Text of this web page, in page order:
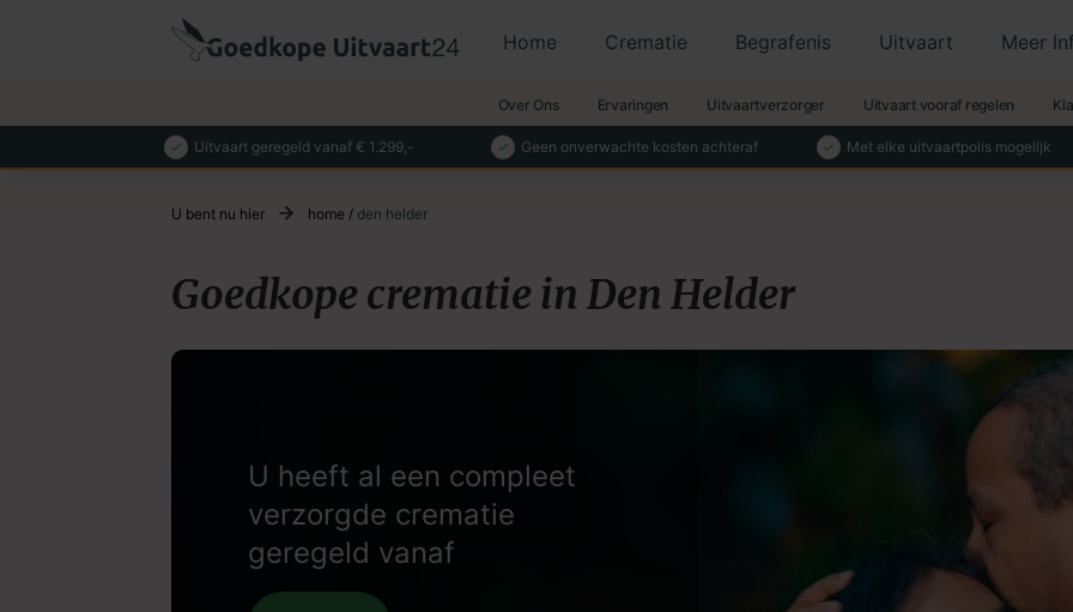
Home Crematie Begrafenis Uitvaart Meer
Over Ons Ervaringen Uitvaartverzorger Uitvaart vooraf regelen
Uitvaart geregeld vanaf € 1.299,- Geen onverwachte kosten achteraf Met elke uitvaartpolis mogelijk
U bent nu hier home / den helder
Goedkope crematie in Den Helder
U heeft al een compleet
verzorgde crematie
geregeld vanaf